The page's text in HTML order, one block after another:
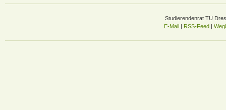
Studierendenrat TU
E-Mail| RSS-Feed|